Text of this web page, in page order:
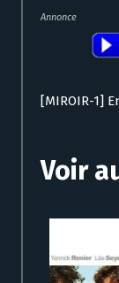
Annonce
[MIROIR-1]
Voir